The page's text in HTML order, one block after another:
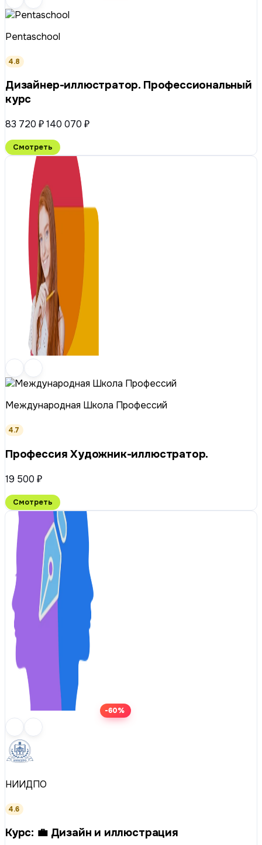
Pentaschool
4.8
Дизайнер-иллюстратор. Профессиональный
курс
83 720 ₽140 070 ₽
Смотреть
Международная Школа Профессий
4.7
Профессия Художник-иллюстратор.
19 500 ₽
Смотреть
-60%
НИИДПО
4.6
Курс: 💼 Дизайн и иллюстрация